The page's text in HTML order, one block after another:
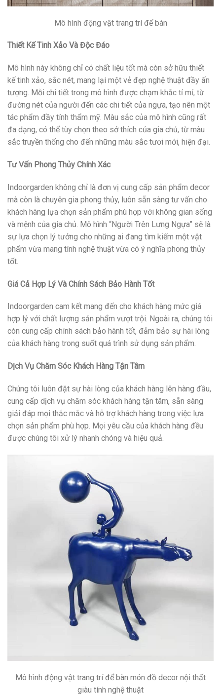
Mô hình động vật trang trí để bàn
Thiết Kế Tinh Xảo Và Độc Đáo
Mô hình này không chỉ có chất liệu tốt mà còn sở hữu thiết
kế tinh xảo, sắc nét, mang lại một vẻ đẹp nghệ thuật đầy ấn
tượng. Mỗi chi tiết trong mô hình được chạm khắc tỉ mỉ, từ
đường nét của người đến các chi tiết của ngựa, tạo nên một
tác phẩm đầy tính thẩm mỹ. Màu sắc của mô hình cũng rất
đa dạng, có thể tùy chọn theo sở thích của gia chủ, từ màu
sắc truyền thống cho đến những màu sắc tươi mới, hiện đại.
Tư Vấn Phong Thủy Chính Xác
Indoorgarden không chỉ là đơn vị cung cấp sản phẩm decor
mà còn là chuyên gia phong thủy, luôn sẵn sàng tư vấn cho
khách hàng lựa chọn sản phẩm phù hợp với không gian sống
và mệnh của gia chủ. Mô hình “Người Trên Lưng Ngựa” sẽ là
sự lựa chọn lý tưởng cho những ai đang tìm kiếm một vật
phẩm vừa mang tính nghệ thuật vừa có ý nghĩa phong thủy
tốt.
Giá Cả Hợp Lý Và Chính Sách Bảo Hành Tốt
Indoorgarden cam kết mang đến cho khách hàng mức giá
hợp lý với chất lượng sản phẩm vượt trội. Ngoài ra, chúng tôi
còn cung cấp chính sách bảo hành tốt, đảm bảo sự hài lòng
của khách hàng trong suốt quá trình sử dụng sản phẩm.
Dịch Vụ Chăm Sóc Khách Hàng Tận Tâm
Chúng tôi luôn đặt sự hài lòng của khách hàng lên hàng đầu,
cung cấp dịch vụ chăm sóc khách hàng tận tâm, sẵn sàng
giải đáp mọi thắc mắc và hỗ trợ khách hàng trong việc lựa
chọn sản phẩm phù hợp. Mọi yêu cầu của khách hàng đều
được chúng tôi xử lý nhanh chóng và hiệu quả.
Mô hình động vật trang trí để bàn món đồ decor nội thất
giàu tính nghệ thuật